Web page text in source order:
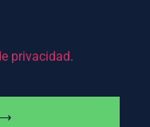
privacidad.
⟶